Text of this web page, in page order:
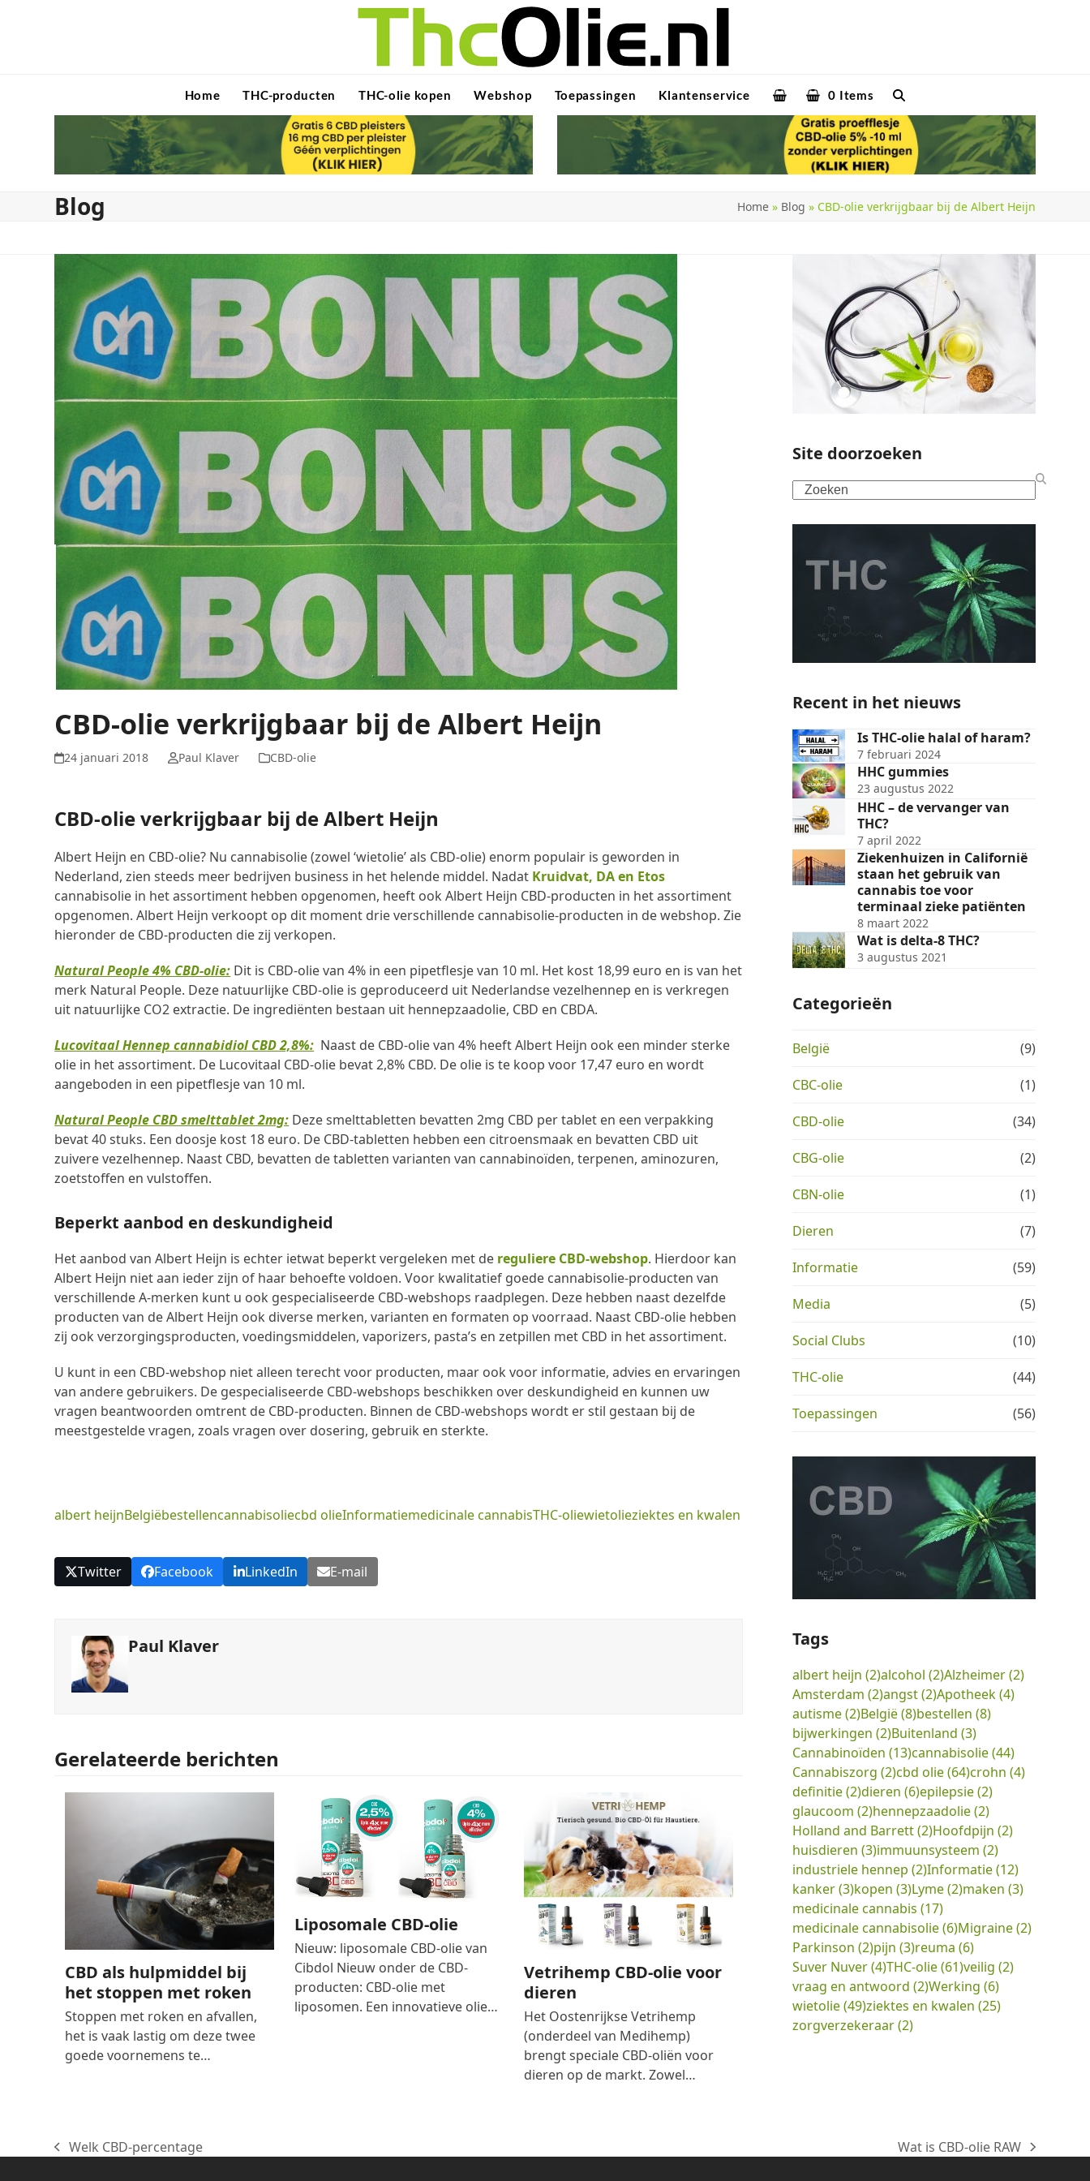
Home THC-producten THC-olie kopen Webshop Toepassingen Klantenservice 0 Items
Blog Home» Blog » CBD-olie verkrijgbaar bij de Albert Heijn
CBD-olie verkrijgbaar bij de Albert Heijn
24 januari 2018 Paul Klaver CBD-olie
CBD-olie verkrijgbaar bij de Albert Heijn
Albert Heijn en CBD-olie? Nu cannabisolie (zowel ‘wietolie’ als CBD-olie) enorm populair is geworden in
Nederland, zien steeds meer bedrijven business in het helende middel. Nadat Kruidvat, DA en Etos
cannabisolie in het assortiment hebben opgenomen, heeft ook Albert Heijn CBD-producten in het assortiment
opgenomen. Albert Heijn verkoopt op dit moment drie verschillende cannabisolie-producten in de webshop. Zie
hieronder de CBD-producten die zij verkopen.
Natural People 4% CBD-olie: Dit is CBD-olie van 4% in een pipetflesje van 10 ml. Het kost 18,99 euro en is van het
merk Natural People. Deze natuurlijke CBD-olie is geproduceerd uit Nederlandse vezelhennep en is verkregen
uit natuurlijke CO2 extractie. De ingrediënten bestaan uit hennepzaadolie, CBD en CBDA.
Lucovitaal Hennep cannabidiol CBD 2,8%: Naast de CBD-olie van 4% heeft Albert Heijn ook een minder sterke
olie in het assortiment. De Lucovitaal CBD-olie bevat 2,8% CBD. De olie is te koop voor 17,47 euro en wordt
aangeboden in een pipetflesje van 10 ml.
Natural People CBD smelttablet 2mg: Deze smelttabletten bevatten 2mg CBD per tablet en een verpakking
bevat 40 stuks. Een doosje kost 18 euro. De CBD-tabletten hebben een citroensmaak en bevatten CBD uit
zuivere vezelhennep. Naast CBD, bevatten de tabletten varianten van cannabinoïden, terpenen, aminozuren,
zoetstoffen en vulstoffen.
Beperkt aanbod en deskundigheid
Het aanbod van Albert Heijn is echter ietwat beperkt vergeleken met de reguliere CBD-webshop. Hierdoor kan
Albert Heijn niet aan ieder zijn of haar behoefte voldoen. Voor kwalitatief goede cannabisolie-producten van
verschillende A-merken kunt u ook gespecialiseerde CBD-webshops raadplegen. Deze hebben naast dezelfde
producten van de Albert Heijn ook diverse merken, varianten en formaten op voorraad. Naast CBD-olie hebben
zij ook verzorgingsproducten, voedingsmiddelen, vaporizers, pasta’s en zetpillen met CBD in het assortiment.
U kunt in een CBD-webshop niet alleen terecht voor producten, maar ook voor informatie, advies en ervaringen
van andere gebruikers. De gespecialiseerde CBD-webshops beschikken over deskundigheid en kunnen uw
vragen beantwoorden omtrent de CBD-producten. Binnen de CBD-webshops wordt er stil gestaan bij de
meestgestelde vragen, zoals vragen over dosering, gebruik en sterkte.
albert heijnBelgiëbestellencannabisoliecbd olieInformatiemedicinale cannabisTHC-oliewietolieziektes en kwalen
Twitter Facebook LinkedIn E-mail
Paul Klaver
Gerelateerde berichten
CBD als hulpmiddel bij
het stoppen met roken
Stoppen met roken en afvallen,
het is vaak lastig om deze twee
goede voornemens te…
Liposomale CBD-olie
Nieuw: liposomale CBD-olie van
Cibdol Nieuw onder de CBD-
producten: CBD-olie met
liposomen. Een innovatieve olie…
Vetrihemp CBD-olie voor
dieren
Het Oostenrijkse Vetrihemp
(onderdeel van Medihemp)
brengt speciale CBD-oliën voor
dieren op de markt. Zowel…
Site doorzoeken
Search
Recent in het nieuws
Is THC-olie halal of haram?
7 februari 2024
HHC gummies
23 augustus 2022
HHC – de vervanger van
THC?
7 april 2022
Ziekenhuizen in Californië
staan het gebruik van
cannabis toe voor
terminaal zieke patiënten
8 maart 2022
Wat is delta-8 THC?
3 augustus 2021
Categorieën
België (9)
CBC-olie (1)
CBD-olie (34)
CBG-olie (2)
CBN-olie (1)
Dieren (7)
Informatie (59)
Media (5)
Social Clubs (10)
THC-olie (44)
Toepassingen (56)
Tags
albert heijn (2)alcohol (2)Alzheimer(2)
Amsterdam (2)angst(2)Apotheek(4)
autisme(2)België(8)bestellen (8)
bijwerkingen (2)Buitenland (3)
Cannabinoïden (13)cannabisolie(44)
Cannabiszorg (2)cbd olie(64)crohn (4)
definitie(2)dieren (6)epilepsie(2)
glaucoom (2)hennepzaadolie(2)
Holland and Barrett(2)Hoofdpijn (2)
huisdieren (3)immuunsysteem (2)
industriele hennep (2)Informatie(12)
kanker(3)kopen (3)Lyme(2)maken (3)
medicinale cannabis (17)
medicinale cannabisolie(6)Migraine(2)
Parkinson (2)pijn (3)reuma (6)
Suver Nuver(4)THC-olie(61)veilig (2)
vraag en antwoord (2)Werking (6)
wietolie(49)ziektes en kwalen (25)
zorgverzekeraar(2)
previous
Welk CBD-percentage
next
Wat is CBD-olie RAW